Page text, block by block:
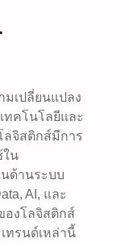
มเปลี่ยนแปลง
ทคโนโลยีและ
ลจิสติกส์มีการ
ใน
ด้านระบบ
AI, และ
องโลจิสติกส์
ทรนด์เหล่านี้